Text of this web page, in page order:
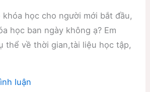
khóa học cho người mới bắt đầu,
học ban ngày không ạ? Em
thể về thời gian,tài liệu học tập,
luận